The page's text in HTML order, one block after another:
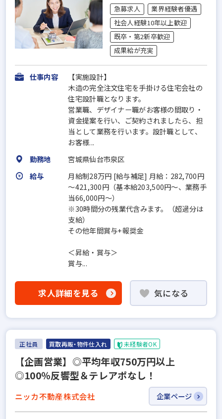
急募求人
業界経験者優遇
社会人経験10年以上歓迎
既卒・第2新卒歓迎
成果給が充実
仕事内容
【実施設計】
木造の完全注文住宅を手掛ける住宅会社の
住宅設計職となります。
営業職、デザイナー職がお客様の間取り・
資金提案を行い、ご契約されましたら、担
当として業務を行います。設計職として、
お客様...
勤務地
宮城県仙台市泉区
給与
月給制28万円 [給与補足] 月給：282,700円
～421,300円（基本給203,500円～、業務手
当66,000円～）
※30時間分の残業代含みます。（超過分は
支給）
その他年間賞与+報奨金
＜昇給・賞与＞
賞与...
求人詳細を見る 気になる
正社員 買取再販・物件仕入れ 未経験者OK
【企画営業】◎平均年収750万円以上
◎100％反響型＆テレアポなし！
ニッカ不動産株式会社 企業ページ